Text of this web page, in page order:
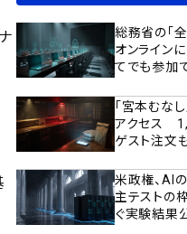
総務省の「
オンライン
てでも参加
「宮本むな
アクセス
ゲスト注文
米政権、AI
主テストの
ぐ実験結果